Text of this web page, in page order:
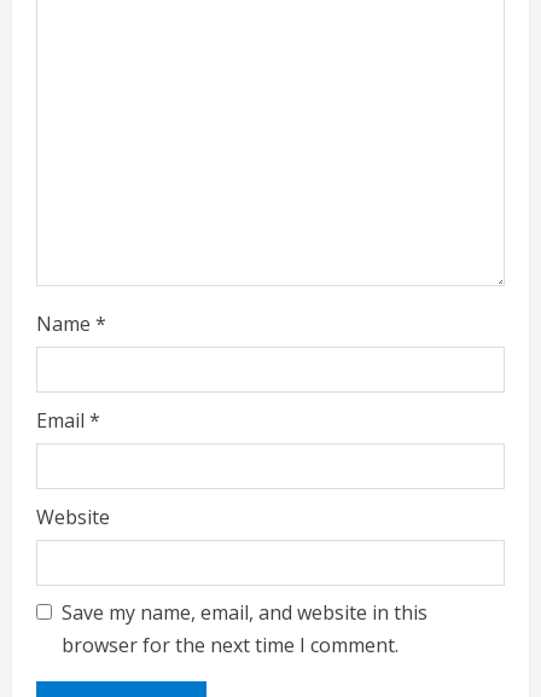
g
Name *
Email *
Website
Save my name, email, and website in this
browser for the next time I comment.